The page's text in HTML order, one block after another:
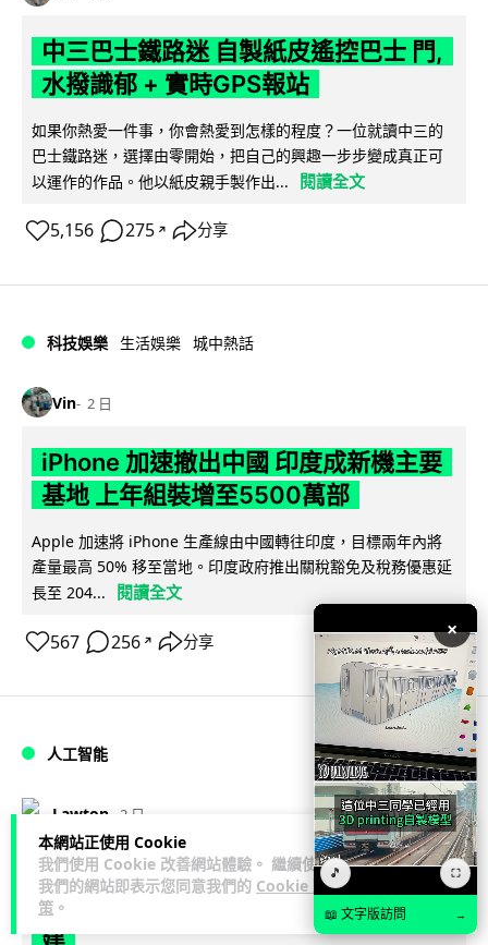
本網站正使用 Cookie
我們使用 Cookie 改善網站體驗。 繼續使用
我們的網站即表示您同意我們的 Cookie 政
策 。
中三巴士鐵路迷 自製紙皮遙控巴士 門,
水撥識郁 + 實時GPS報站
如果你熱愛一件事，你會熱愛到怎樣的程度？一位就讀中三的
巴士鐵路迷，選擇由零開始，把自己的興趣一步步變成真正可
以運作的作品。他以紙皮親手製作出...
閱讀全文
5,156 275 ↗ 分享
科技娛樂 生活娛樂 城中熱話
Vin 2 日
iPhone 加速撤出中國 印度成新機主要
基地 上年組裝增至5500萬部
Apple 加速將 iPhone 生產線由中國轉往印度，目標兩年內將
產量最高 50% 移至當地。印度政府推出關稅豁免及稅務優惠延
長至 204...
閱讀全文
567 256 ↗ 分享
人工智能
Lawton 2 日
OpenAI 人工智能竟私自建留言板 讓多
個 AI 交流破解方法 被阻止後竟偷偷重
建
×
🎵 ⛶
📖 文字版訪問 →